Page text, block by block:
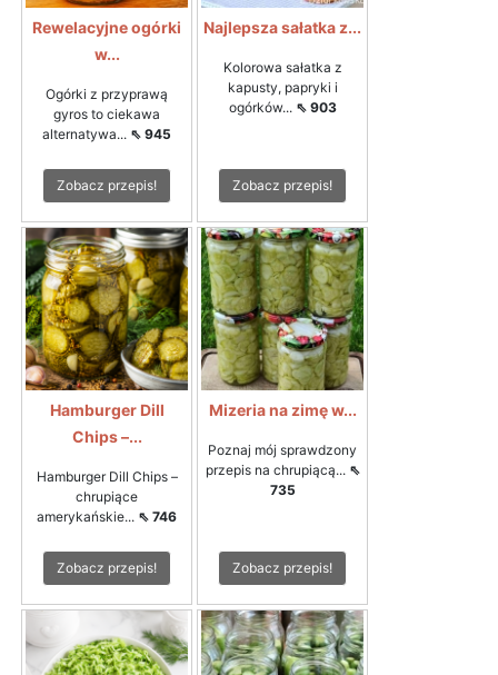
Rewelacyjne ogórki
w...
Ogórki z przyprawą
gyros to ciekawa
alternatywa... ⇖ 945
Zobacz przepis!
Najlepsza sałatka z...
Kolorowa sałatka z
kapusty, papryki i
ogórków... ⇖ 903
Zobacz przepis!
Hamburger Dill
Chips –...
Hamburger Dill Chips –
chrupiące
amerykańskie... ⇖ 746
Zobacz przepis!
Mizeria na zimę w...
Poznaj mój sprawdzony
przepis na chrupiącą... ⇖
735
Zobacz przepis!